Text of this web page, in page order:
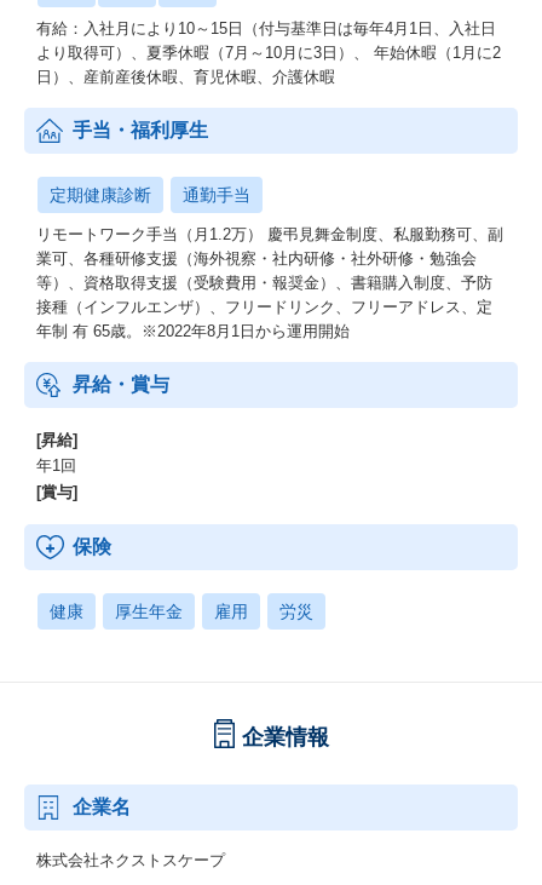
有給：入社月により10～15日（付与基準日は毎年4月1日、入社日
より取得可）、夏季休暇（7月～10月に3日）、 年始休暇（1月に2
日）、産前産後休暇、育児休暇、介護休暇
手当・福利厚生
定期健康診断 通勤手当
リモートワーク手当（月1.2万） 慶弔見舞金制度、私服勤務可、副
業可、各種研修支援（海外視察・社内研修・社外研修・勉強会
等）、資格取得支援（受験費用・報奨金）、書籍購入制度、予防
接種（インフルエンザ）、フリードリンク、フリーアドレス、定
年制 有 65歳。※2022年8月1日から運用開始
昇給・賞与
[昇給]
年1回
[賞与]
保険
健康 厚生年金 雇用 労災
企業情報
企業名
株式会社ネクストスケープ